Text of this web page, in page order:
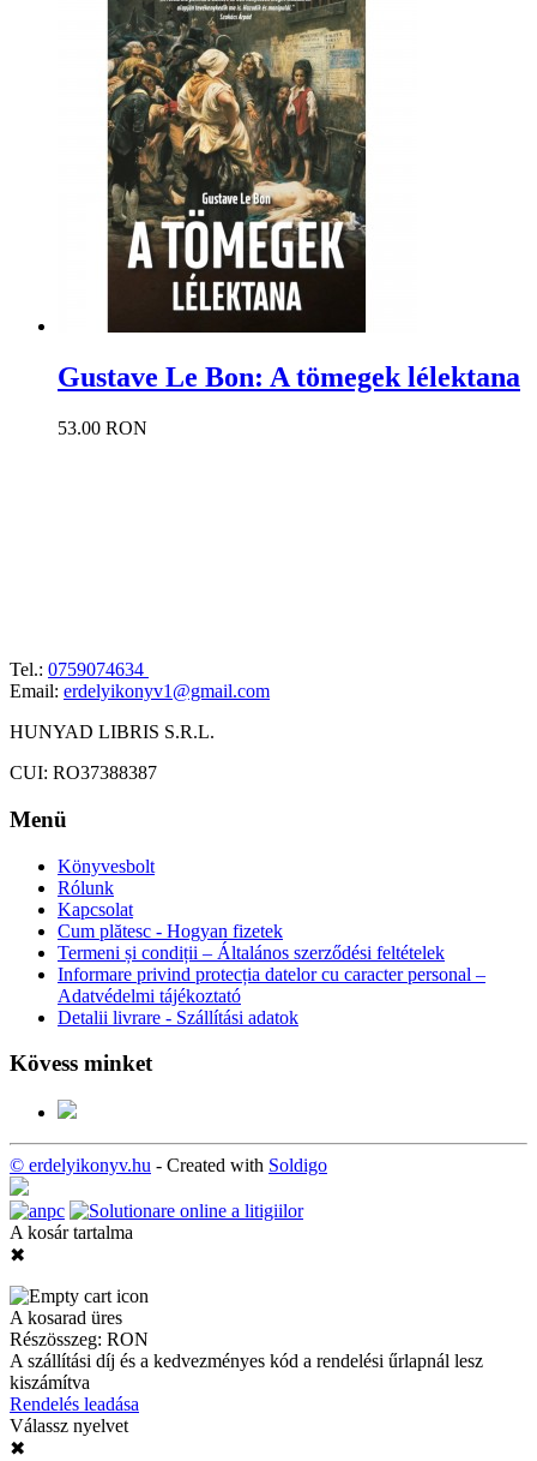
Gustave Le Bon: A tömegek lélektana
53.00 RON
Tel.: 0759074634
Email: erdelyikonyv1@gmail.com
HUNYAD LIBRIS S.R.L.
CUI: RO37388387
Menü
Könyvesbolt
Rólunk
Kapcsolat
Cum plătesc - Hogyan fizetek
Termeni și condiții – Általános szerződési feltételek
Informare privind protecția datelor cu caracter personal –
Adatvédelmi tájékoztató
Detalii livrare - Szállítási adatok
Kövess minket
© erdelyikonyv.hu - Created with Soldigo
A kosár tartalma
✖
A kosarad üres
Részösszeg: RON
A szállítási díj és a kedvezményes kód a rendelési űrlapnál lesz
kiszámítva
Rendelés leadása
Válassz nyelvet
✖